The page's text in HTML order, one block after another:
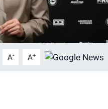
A- A+